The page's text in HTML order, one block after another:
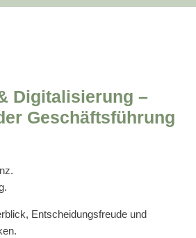
Digitalisierung –
Geschäftsführung
Entscheidungsfreude und